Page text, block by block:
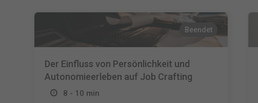
Beendet
Der Einfluss von Persönlichkeit und
Autonomieerleben auf Job Crafting
8 - 10 min